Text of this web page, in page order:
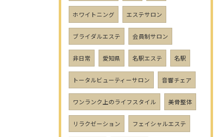
ホワイトニング エステサロン
ブライダルエステ 会員制サロン
非日常 愛知県 名駅エステ 名駅
トータルビューティーサロン 音響チェア
ワンランク上のライフスタイル 美骨整体
リラクゼーション フェイシャルエステ